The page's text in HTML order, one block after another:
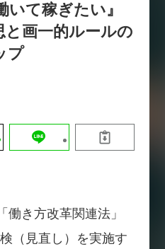
開催】AIで何でもできる時
なぜ「DX人財」というキ
アが求められるのか
いて稼ぎたい』
と画一的ルールの
プ
働き方改革関連法」
（見直し）を実施す